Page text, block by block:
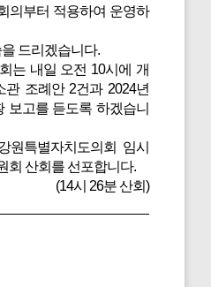
의부터 적용하여 운영하
드리겠습니다.
는 내일 오전 10시에 개
관 조례안 2건과 2024년
보고를 듣도록 하겠습니
원특별자치도의회 임시
회 산회를 선포합니다.
(14시 26분 산회)